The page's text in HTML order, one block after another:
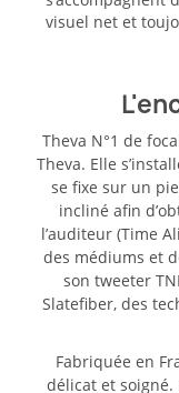
visuel net et
Theva N°1 de
Theva. Elle
se fixe sur un
incliné afin
l’auditeur (Time
des médiums et
son tweeter
Slatefiber, des
Fabriquée en
délicat et